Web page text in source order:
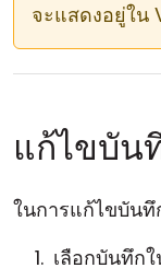
จะแสดงอยู่ใน
แก้ไขบัน
ในการแก้ไขบัน
เลือกบันทึก